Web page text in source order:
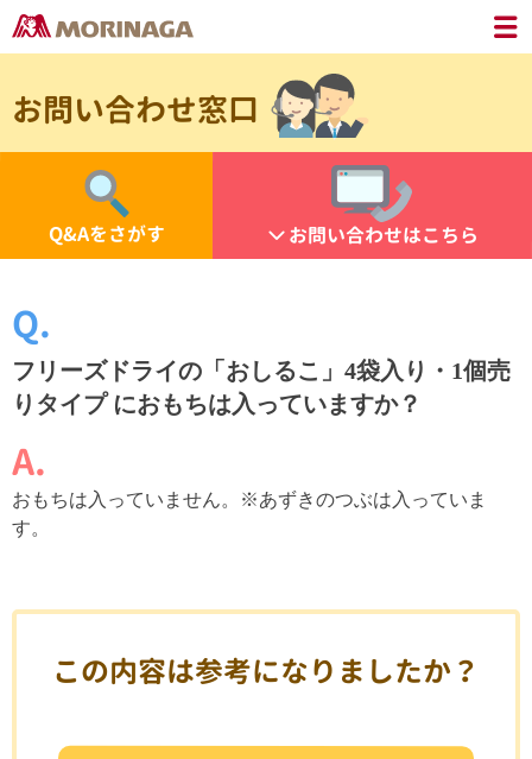
お問い合わせ窓口
Q&Aをさがす お問い合わせはこちら
フリーズドライの「おしるこ」4袋入り・1個売
りタイプ におもちは入っていますか？
おもちは入っていません。※あずきのつぶは入っていま
す。
この内容は参考になりましたか？